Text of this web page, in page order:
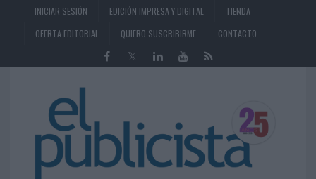
INICIAR SESIÓN EDICIÓN IMPRESA Y DIGITAL
TIENDA
OFERTA EDITORIAL
QUIERO SUSCRIBIRME CONTACTO